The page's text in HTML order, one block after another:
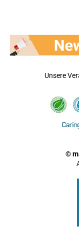
Unsere
©